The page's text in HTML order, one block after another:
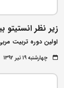
زیر نظر انستیتو
اولین دوره تربیت
چهارشنبه ۱۹ تیر ۱۳۹۲